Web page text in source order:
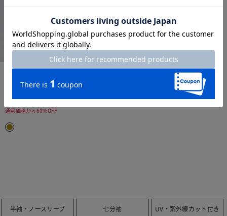
time sale
イタリア糸・シャイニーニット
チュニック
3,990 ￥4,389
通常価格から60%OFF
半袖・ノースリーブ 七分袖 UV・紫外線カット付き